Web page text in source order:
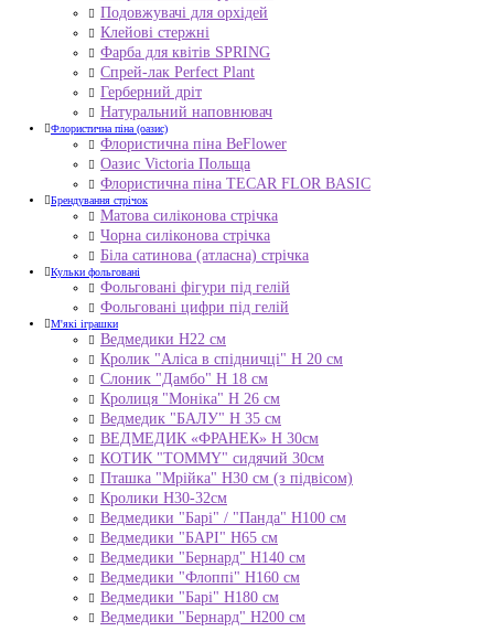
Подовжувачі для орхідей
Клейові стержні
Фарба для квітів SPRING
Спрей-лак Perfect Plant
Герберний дріт
Натуральний наповнювач
Флористична піна (оазис)
Флористична піна BeFlower
Оазис Victoria Польща
Флористична піна TECAR FLOR BASIC
Брендування стрічок
Матова силіконова стрічка
Чорна силіконова стрічка
Біла сатинова (атласна) стрічка
Кульки фольговані
Фольговані фігури під гелій
Фольговані цифри під гелій
М'які іграшки
Ведмедики H22 см
Кролик "Аліса в спідничці" Н 20 см
Слоник "Дамбо" Н 18 см
Кролиця "Моніка" Н 26 см
Ведмедик "БАЛУ" Н 35 см
ВЕДМЕДИК «ФРАНЕК» H 30см
КОТИК "ТОMMY" сидячий 30см
Пташка "Мрійка" Н30 см (з підвісом)
Кролики Н30-32см
Ведмедики "Барі" / "Панда" Н100 см
Ведмедики "БАРІ" Н65 см
Ведмедики "Бернард" Н140 см
Ведмедики "Флоппі" Н160 см
Ведмедики "Барі" Н180 см
Ведмедики "Бернард" Н200 см